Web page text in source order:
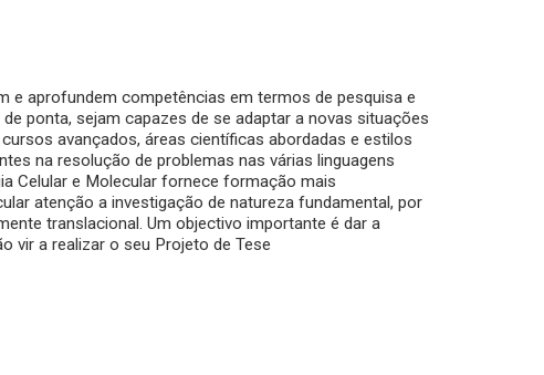
e aprofundem competências em termos de pesquisa e
ponta, sejam capazes de se adaptar a novas situações
avançados, áreas científicas abordadas e estilos
na resolução de problemas nas várias linguagens
Celular e Molecular fornece formação mais
atenção a investigação de natureza fundamental, por
translacional. Um objectivo importante é dar a
vir a realizar o seu Projeto de Tese